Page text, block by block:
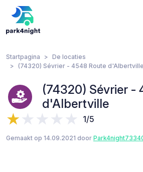
Startpagina
De locaties
(74320) Sévrier - 4548 Route d'Albertville
(74320) Sévrier -
d'Albertville
1/5
Gemaakt op 14.09.2021 door